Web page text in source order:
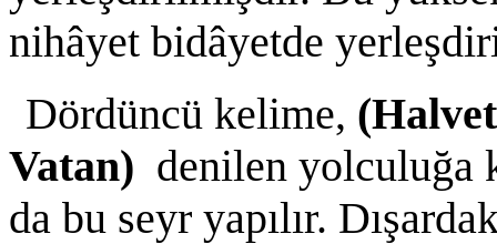
nihâyet bidâyetde
Dördüncü kelime,
Vatan) denilen yolculuğa
da bu seyr yapılır.